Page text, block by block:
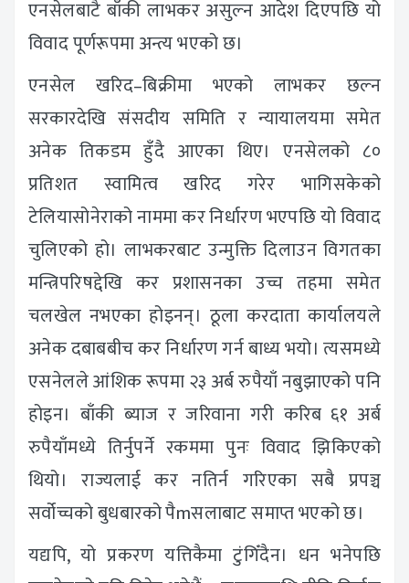
एनसेलबाटै बाँकी लाभकर असुल्न आदेश दिएपछि यो
विवाद पूर्णरूपमा अन्त्य भएको छ।
एनसेल खरिद–बिक्रीमा भएको लाभकर छल्न
सरकारदेखि संसदीय समिति र न्यायालयमा समेत
अनेक तिकडम हुँदै आएका थिए। एनसेलको ८०
प्रतिशत स्वामित्व खरिद गरेर भागिसकेको
टेलियासोनेराको नाममा कर निर्धारण भएपछि यो विवाद
चुलिएको हो। लाभकरबाट उन्मुक्ति दिलाउन विगतका
मन्त्रिपरिषद्देखि कर प्रशासनका उच्च तहमा समेत
चलखेल नभएका होइनन्। ठूला करदाता कार्यालयले
अनेक दबाबबीच कर निर्धारण गर्न बाध्य भयो। त्यसमध्ये
एसनेलले आंशिक रूपमा २३ अर्ब रुपैयाँ नबुझाएको पनि
होइन। बाँकी ब्याज र जरिवाना गरी करिब ६१ अर्ब
रुपैयाँमध्ये तिर्नुपर्ने रकममा पुनः विवाद झिकिएको
थियो। राज्यलाई कर नतिर्न गरिएका सबै प्रपञ्च
सर्वोच्चको बुधबारको पैmसलाबाट समाप्त भएको छ।
यद्यपि, यो प्रकरण यत्तिकैमा टुंगिँदैन। धन भनेपछि